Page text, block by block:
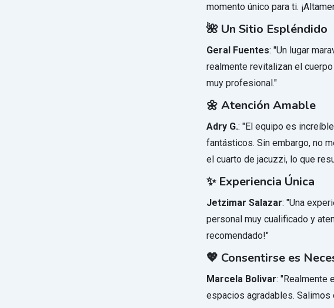
momento único para ti.
🌺 Un Sitio Espléndido
Geral Fuentes: "Un lugar
realmente revitalizan el
muy profesional."
🌼 Atención Amable
Adry G.: "El equipo es
fantásticos. Sin embargo, no
el cuarto de jacuzzi, lo que
✨ Experiencia Única
Jetzimar Salazar: "Una
personal muy cualificado y
recomendado!"
💖 Consentirse es
Marcela Bolivar: "Realmente
espacios agradables. Salimos